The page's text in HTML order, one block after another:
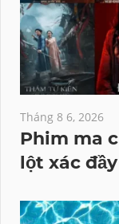
Tháng 8 6, 2026
Phim ma
lột xác